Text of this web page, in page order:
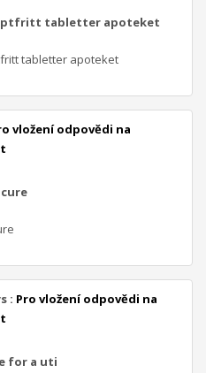
tabletter apoteket
tabletter apoteket
vložení odpovědi na
: Pro vložení odpovědi na
for a uti